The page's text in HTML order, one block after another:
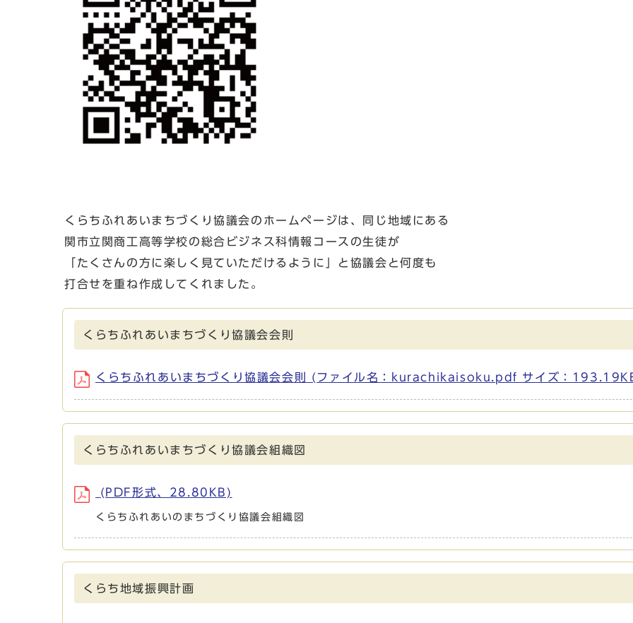
くらちふれあいまちづくり協議会のホームページは、同じ地域にある
関市立関商工高等学校の総合ビジネス科情報コースの生徒が
「たくさんの方に楽しく見ていただけるように」と協議会と何度も
打合せを重ね作成してくれました。
くらちふれあいまちづくり協議会会則
くらちふれあいまちづくり協議会会則 (ファイル名：kurachikaisoku.pdf サイズ：
くらちふれあいまちづくり協議会組織図
(PDF形式、28.80KB)
くらちふれあいのまちづくり協議会組織図
くらち地域振興計画